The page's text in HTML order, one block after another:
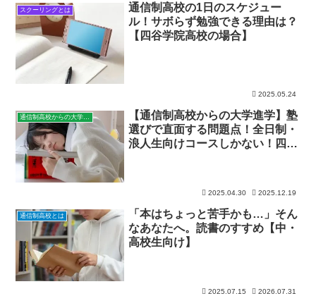
スクーリングとは
通信制高校の1日のスケジュー
ル！サボらず勉強できる理由は？
【四谷学院高校の場合】
2025.05.24
通信制高校からの大学進学
【通信制高校からの大学進学】塾
選びで直面する問題点！全日制・
浪人生向けコースしかない！四谷
2025.04.30 2025.12.19
通信制高校とは
「本はちょっと苦手かも…」そん
なあなたへ。読書のすすめ【中・
高校生向け】
2025.07.15 2026.07.31